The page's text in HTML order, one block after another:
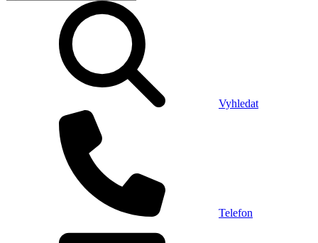
Vyhledat
Telefon